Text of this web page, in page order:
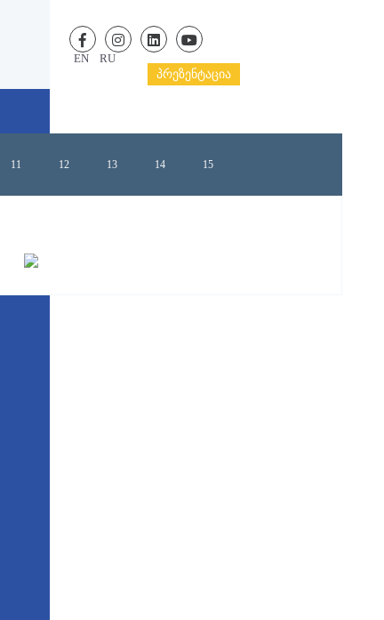
EN
RU
ᲞᲠᲔᲖᲔᲜᲢᲐᲪᲘᲐ
11 12 13 14 15